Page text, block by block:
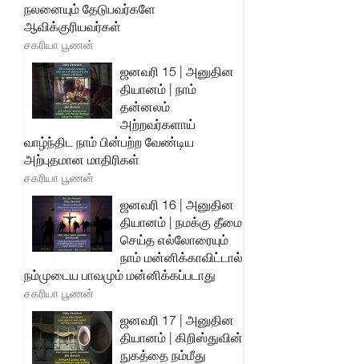
நலனையும் தேடுபவர்களே
ஆவிக்குரியவர்கள்
சகரியா பூணன்
ஜனவரி 15 | அனுதின
தியானம் | நாம்
தன்னலம்
அற்றவர்களாய்
வாழ்ந்திட நாம் பின்பற்ற வேண்டிய
அற்புதமான மாதிரிகள்
சகரியா பூணன்
ஜனவரி 16 | அனுதின
தியானம் | நமக்கு தீமை
செய்த எல்லோரையும்
நாம் மன்னிக்காவிட்டால்
நம்முடைய பாவமும் மன்னிக்கப்படாது
சகரியா பூணன்
ஜனவரி 17 | அனுதின
தியானம் | கிறிஸ்துவின்
நுகத்தை நம்மீது